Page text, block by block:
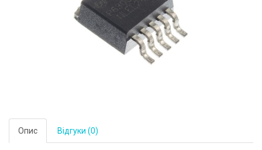
Опис Відгуки (0)